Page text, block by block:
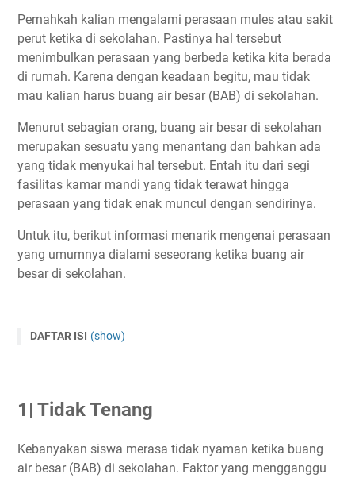
Pernahkah kalian mengalami perasaan mules atau sakit
perut ketika di sekolahan. Pastinya hal tersebut
menimbulkan perasaan yang berbeda ketika kita berada
di rumah. Karena dengan keadaan begitu, mau tidak
mau kalian harus buang air besar (BAB) di sekolahan.
Menurut sebagian orang, buang air besar di sekolahan
merupakan sesuatu yang menantang dan bahkan ada
yang tidak menyukai hal tersebut. Entah itu dari segi
fasilitas kamar mandi yang tidak terawat hingga
perasaan yang tidak enak muncul dengan sendirinya.
Untuk itu, berikut informasi menarik mengenai perasaan
yang umumnya dialami seseorang ketika buang air
besar di sekolahan.
DAFTAR ISI (show)
3| Menyebalkan
1| Tidak Tenang
Kebanyakan siswa merasa tidak nyaman ketika buang
air besar (BAB) di sekolahan. Faktor yang mengganggu